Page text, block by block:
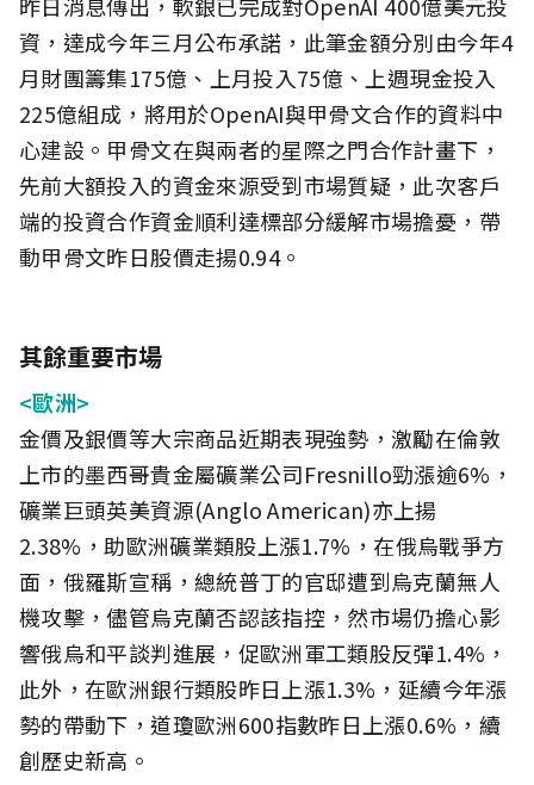
昨日消息傳出，軟銀已完成對OpenAI 400億美元投
資，達成今年三月公布承諾，此筆金額分別由今年4
月財團籌集175億、上月投入75億、上週現金投入
225億組成，將用於OpenAI與甲骨文合作的資料中
心建設。甲骨文在與兩者的星際之門合作計畫下，
先前大額投入的資金來源受到市場質疑，此次客戶
端的投資合作資金順利達標部分緩解市場擔憂，帶
動甲骨文昨日股價走揚0.94。
其餘重要市場
<歐洲>
金價及銀價等大宗商品近期表現強勢，激勵在倫敦
上市的墨西哥貴金屬礦業公司Fresnillo勁漲逾6%，
礦業巨頭英美資源(Anglo American)亦上揚
2.38%，助歐洲礦業類股上漲1.7%，在俄烏戰爭方
面，俄羅斯宣稱，總統普丁的官邸遭到烏克蘭無人
機攻擊，儘管烏克蘭否認該指控，然市場仍擔心影
響俄烏和平談判進展，促歐洲軍工類股反彈1.4%，
此外，在歐洲銀行類股昨日上漲1.3%，延續今年漲
勢的帶動下，道瓊歐洲600指數昨日上漲0.6%，續
創歷史新高。